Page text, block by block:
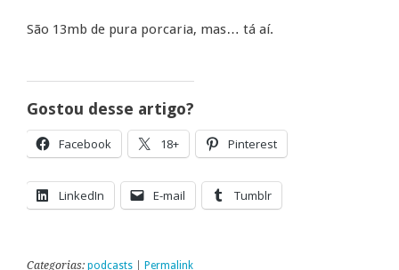
São 13mb de pura porcaria, mas… tá aí.
Gostou desse artigo?
Facebook 18+ Pinterest
LinkedIn E-mail Tumblr
Categorias: podcasts Permalink